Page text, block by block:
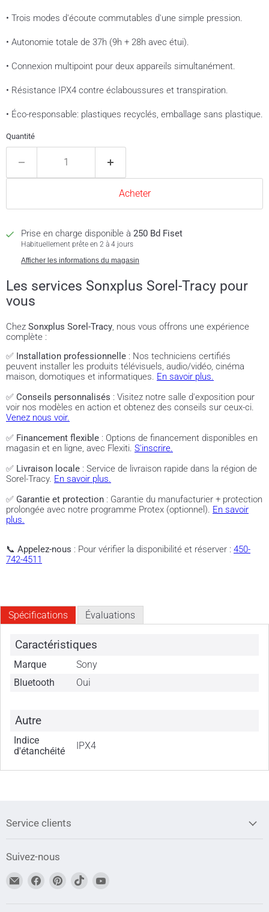
• Trois modes d'écoute commutables d'une simple pression.
• Autonomie totale de 37h (9h + 28h avec étui).
• Connexion multipoint pour deux appareils simultanément.
• Résistance IPX4 contre éclaboussures et transpiration.
• Éco-responsable: plastiques recyclés, emballage sans plastique.
Quantité
Acheter
Prise en charge disponible à 250 Bd Fiset
Habituellement prête en 2 à 4 jours
Afficher les informations du magasin
Les services Sonxplus Sorel-Tracy pour
vous
Chez Sonxplus Sorel-Tracy, nous vous offrons une expérience
complète :
✅ Installation professionnelle : Nos techniciens certifiés
peuvent installer les produits télévisuels, audio/vidéo, cinéma
maison, domotiques et informatiques. En savoir plus.
✅ Conseils personnalisés : Visitez notre salle d'exposition pour
voir nos modèles en action et obtenez des conseils sur ceux-ci.
Venez nous voir.
✅ Financement flexible : Options de financement disponibles en
magasin et en ligne, avec Flexiti. S'inscrire.
✅ Livraison locale : Service de livraison rapide dans la région de
Sorel-Tracy. En savoir plus.
✅ Garantie et protection : Garantie du manufacturier + protection
prolongée avec notre programme Protex (optionnel). En savoir
plus.
📞 Appelez-nous : Pour vérifier la disponibilité et réserver : 450-
742-4511
Spécifications Évaluations
Caractéristiques
Marque
Sony
Bluetooth
Oui
Autre
Indice
d'étanchéité
IPX4
Service clients
Suivez-nous
Trouvez-Trouvez-Trouvez-Trouvez-